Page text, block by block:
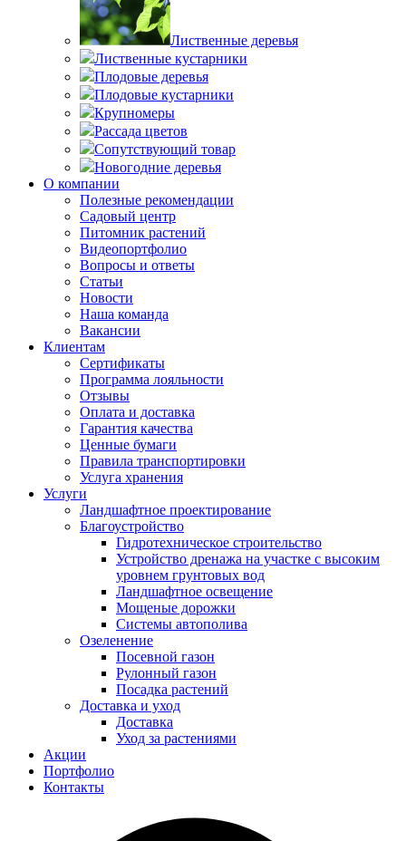
Лиственные деревья
Лиственные кустарники
Плодовые деревья
Плодовые кустарники
Крупномеры
Рассада цветов
Сопутствующий товар
Новогодние деревья
О компании
Полезные рекомендации
Садовый центр
Питомник растений
Видеопортфолио
Вопросы и ответы
Статьи
Новости
Наша команда
Вакансии
Клиентам
Сертификаты
Программа лояльности
Отзывы
Оплата и доставка
Гарантия качества
Ценные бумаги
Правила транспортировки
Услуга хранения
Услуги
Ландшафтное проектирование
Благоустройство
Гидротехническое строительство
Устройство дренажа на участке с высоким
уровнем грунтовых вод
Ландшафтное освещение
Мощеные дорожки
Системы автополива
Озеленение
Посевной газон
Рулонный газон
Посадка растений
Доставка и уход
Доставка
Уход за растениями
Акции
Портфолио
Контакты